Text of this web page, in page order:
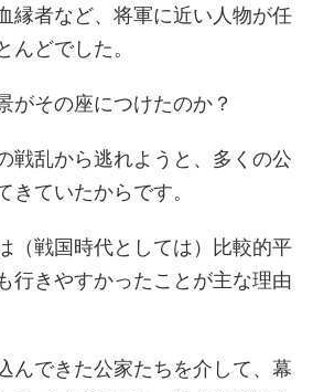
縁者など、将軍に近い人物が任
んどでした。
がその座につけたのか？
戦乱から逃れようと、多くの公
きていたからです。
（戦国時代としては）比較的平
行きやすかったことが主な理由
んできた公家たちを介して、幕